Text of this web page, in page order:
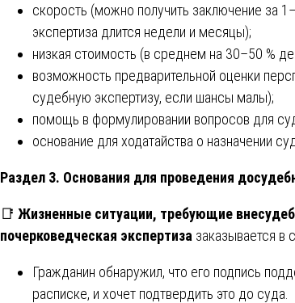
скорость (можно получить заключение за
экспертиза длится недели и месяцы);
низкая стоимость (в среднем на 30–50 %
возможность предварительной оценки
судебную экспертизу, если шансы малы);
помощь в формулировании вопросов для
основание для ходатайства о назначении
Раздел 3. Основания для проведения
📑 Жизненные ситуации, требующие
почерковедческая экспертиза заказывается в
Гражданин обнаружил, что его подпись
расписке, и хочет подтвердить это до суда.